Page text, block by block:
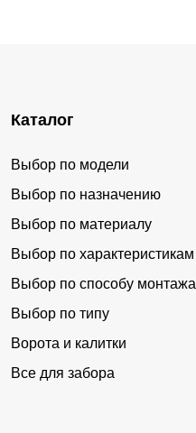
Каталог
Выбор по модели
Выбор по назначению
Выбор по материалу
Выбор по характеристикам
Выбор по способу монтажа
Выбор по типу
Ворота и калитки
Все для забора